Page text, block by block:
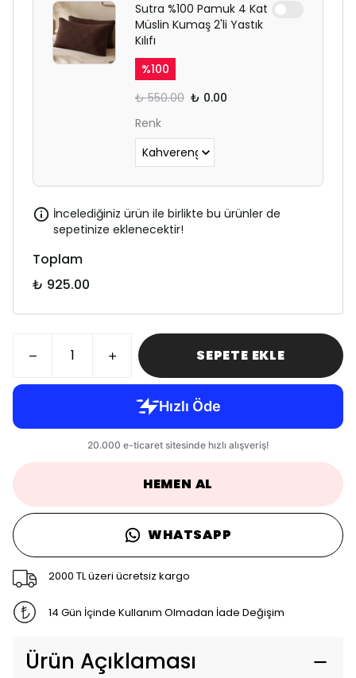
Sutra %100 Pamuk 4 Kat
Müslin Kumaş 2'li Yastık
Kılıfı
%100
₺ 550.00 ₺ 0.00
Renk
İncelediğiniz ürün ile birlikte bu ürünler de
sepetinize eklenecektir!
Toplam
₺ 925.00
SEPETE EKLE
HEMEN AL
WHATSAPP
2000 TL üzeri ücretsiz kargo
14 Gün İçinde Kullanım Olmadan İade Değişim
Ürün Açıklaması